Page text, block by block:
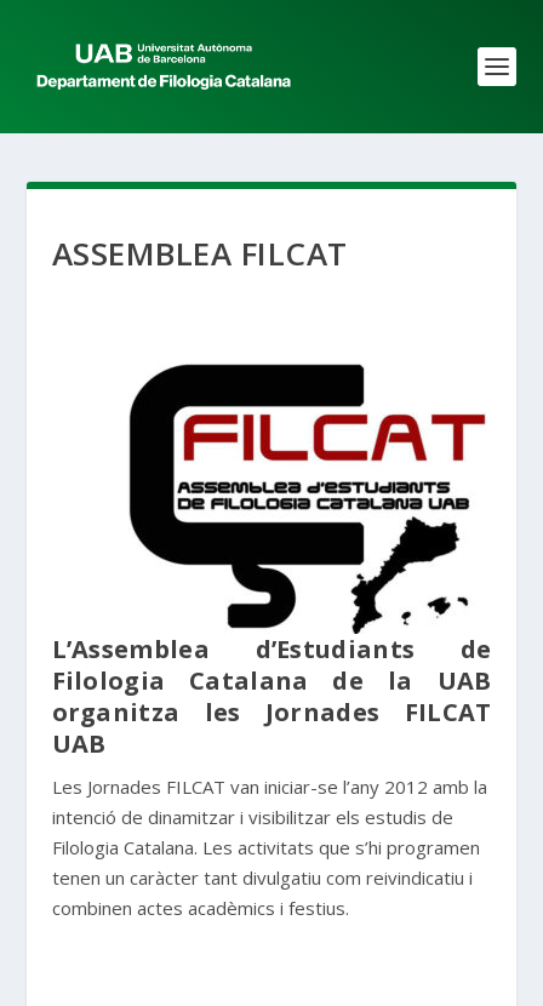
ASSEMBLEA FILCAT
L’Assemblea d’Estudiants de
Filologia Catalana de la UAB
organitza les Jornades FILCAT
UAB
Les Jornades FILCAT van iniciar-se l’any 2012 amb la
intenció de dinamitzar i visibilitzar els estudis de
Filologia Catalana. Les activitats que s’hi programen
tenen un caràcter tant divulgatiu com reivindicatiu i
combinen actes acadèmics i festius.